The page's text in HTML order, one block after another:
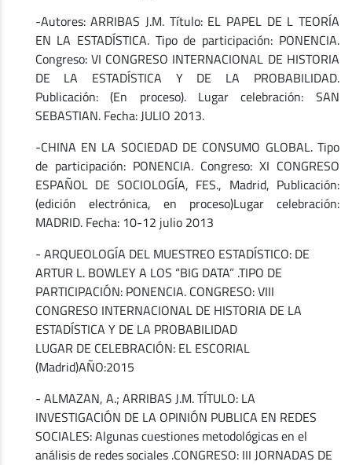
-Autores: ARRIBAS J.M. Título: EL PAPEL DE L TEORÍA
EN LA ESTADÍSTICA. Tipo de participación: PONENCIA.
Congreso: VI CONGRESO INTERNACIONAL DE HISTORIA
DE LA ESTADÍSTICA Y DE LA PROBABILIDAD.
Publicación: (En proceso). Lugar celebración: SAN
SEBASTIAN. Fecha: JULIO 2013.
-CHINA EN LA SOCIEDAD DE CONSUMO GLOBAL. Tipo
de participación: PONENCIA. Congreso: XI CONGRESO
ESPAÑOL DE SOCIOLOGÍA, FES., Madrid, Publicación:
(edición electrónica, en proceso)Lugar celebración:
MADRID. Fecha: 10-12 julio 2013
- ARQUEOLOGÍA DEL MUESTREO ESTADÍSTICO: DE
ARTUR L. BOWLEY A LOS “BIG DATA” .TIPO DE
PARTICIPACIÓN: PONENCIA. CONGRESO: VIII
CONGRESO INTERNACIONAL DE HISTORIA DE LA
ESTADÍSTICA Y DE LA PROBABILIDAD
LUGAR DE CELEBRACIÓN: EL ESCORIAL
(Madrid)AÑO:2015
- ALMAZAN, A.; ARRIBAS J.M. TÍTULO: LA
INVESTIGACIÓN DE LA OPINIÓN PUBLICA EN REDES
SOCIALES: Algunas cuestiones metodológicas en el
análisis de redes sociales .CONGRESO: III JORNADAS DE